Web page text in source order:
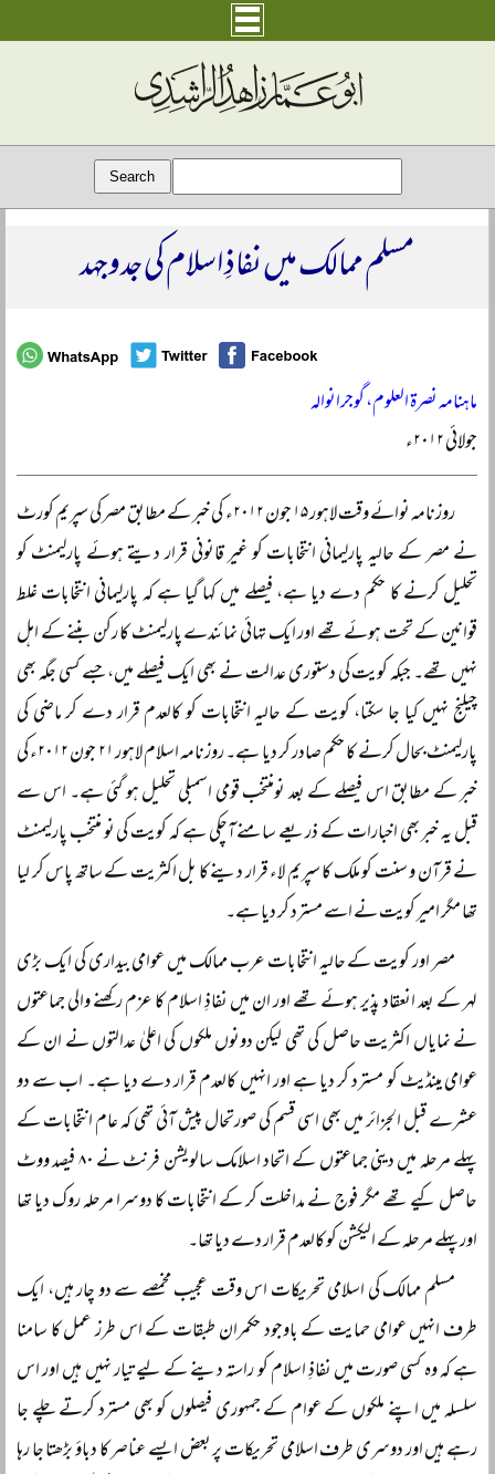
مسلم ممالک میں نفاذِ اسلام کی جدوجہد
ماہنامہ نصرۃ العلوم، گوجرانوالہ
جولائی ۲۰۱۲ء
روزنامہ نوائے وقت لاہور ۱۵ جون ۲۰۱۲ء کی خبر کے مطابق مصر کی سپریم کورٹ
نے مصر کے حالیہ پارلیمانی انتخابات کو غیر قانونی قرار دیتے ہوئے پارلیمنٹ کو
تحلیل کرنے کا حکم دے دیا ہے، فیصلے میں کہا گیا ہے کہ پارلیمانی انتخابات غلط
قوانین کے تحت ہوئے تھے اور ایک تہائی نمائندے پارلیمنٹ کا رکن بننے کے اہل
نہیں تھے۔ جبکہ کویت کی دستوری عدالت نے بھی ایک فیصلے میں، جسے کسی جگہ بھی
چیلنج نہیں کیا جا سکتا، کویت کے حالیہ انتخابات کو کالعدم قرار دے کر ماضی کی
پارلیمنٹ بحال کرنے کا حکم صادر کر دیا ہے۔ روزنامہ اسلام لاہور ۲۱ جون ۲۰۱۲ء کی
خبر کے مطابق اس فیصلے کے بعد نومنتخب قومی اسمبلی تحلیل ہو گئی ہے۔ اس سے
قبل یہ خبر بھی اخبارات کے ذریعے سامنے آچکی ہے کہ کویت کی نو منتخب پارلیمنٹ
نے قرآن و سنت کو ملک کا سپریم لاء قرار دینے کا بل اکثریت کے ساتھ پاس کر لیا
تھا مگر امیر کویت نے اسے مسترد کر دیا ہے۔
مصر اور کویت کے حالیہ انتخابات عرب ممالک میں عوامی بیداری کی ایک بڑی
لہر کے بعد انعقاد پذیر ہوئے تھے اور ان میں نفاذِ اسلام کا عزم رکھنے والی جماعتوں
نے نمایاں اکثریت حاصل کی تھی لیکن دونوں ملکوں کی اعلیٰ عدالتوں نے ان کے
عوامی مینڈیٹ کو مسترد کر دیا ہے اور انہیں کالعدم قرار دے دیا ہے۔ اب سے دو
عشرے قبل الجزائر میں بھی اسی قسم کی صورتحال پیش آئی تھی کہ عام انتخابات کے
پہلے مرحلہ میں دینی جماعتوں کے اتحاد اسلامک سالویشن فرنٹ نے ۸۰ فیصد ووٹ
حاصل کیے تھے مگر فوج نے مداخلت کر کے انتخابات کا دوسرا مرحلہ روک دیا تھا
اور پہلے مرحلہ کے الیکشن کو کالعدم قرار دے دیا تھا۔
مسلم ممالک کی اسلامی تحریکات اس وقت عجیب مخمصے سے دو چار ہیں، ایک
طرف انہیں عوامی حمایت کے باوجود حکمران طبقات کے اس طرز عمل کا سامنا
ہے کہ وہ کسی صورت میں نفاذِ اسلام کو راستہ دینے کے لیے تیار نہیں ہیں اور اس
سلسلہ میں اپنے ملکوں کے عوام کے جمہوری فیصلوں کو بھی مسترد کرتے چلے جا
رہے ہیں اور دوسری طرف اسلامی تحریکات پر بعض ایسے عناصر کا دباؤ بڑھتا جا رہا